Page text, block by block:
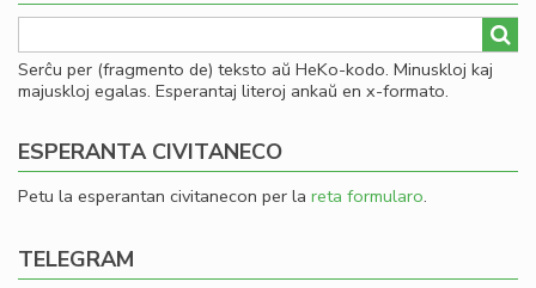
Serĉu per (fragmento de) teksto aŭ HeKo-kodo. Minuskloj kaj
majuskloj egalas. Esperantaj literoj ankaŭ en x-formato.
ESPERANTA CIVITANECO
Petu la esperantan civitanecon per la reta formularo.
TELEGRAM